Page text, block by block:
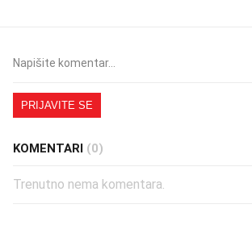
PRIJAVITE SE
KOMENTARI (0)
Trenutno nema komentara.